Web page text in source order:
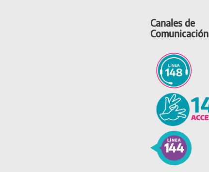
Canales de
Comunicación